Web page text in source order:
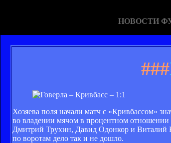
НОВОСТИ
###
Хозяева поля начали матч с «Кривбассом»
во владении мячом в процентном отношении
Дмитрий Трухин, Давид Одонкор и Виталий
по воротам дело так и не дошло.